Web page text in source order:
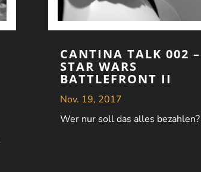
CANTINA TALK 002 –
STAR WARS
BATTLEFRONT II
Nov. 19, 2017
Wer nur soll das alles bezahlen?